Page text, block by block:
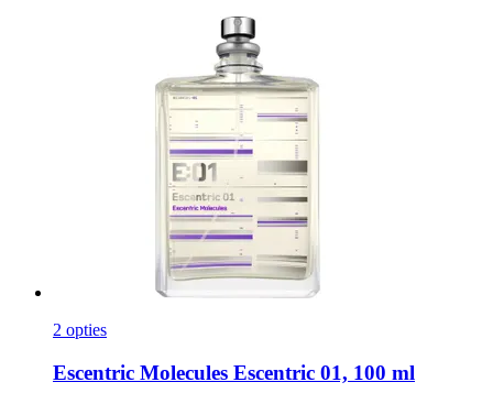
2 opties
Escentric Molecules Escentric 01, 100 ml